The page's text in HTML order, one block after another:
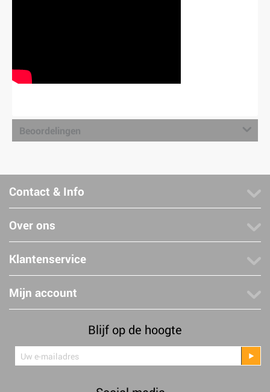
Beoordelingen
Contact & Info
Over ons
Klantenservice
Mijn account
Blijf op de hoogte